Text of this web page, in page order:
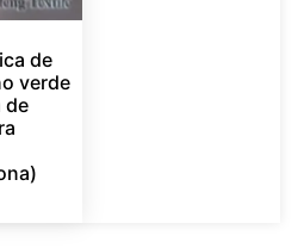
de
verde
de